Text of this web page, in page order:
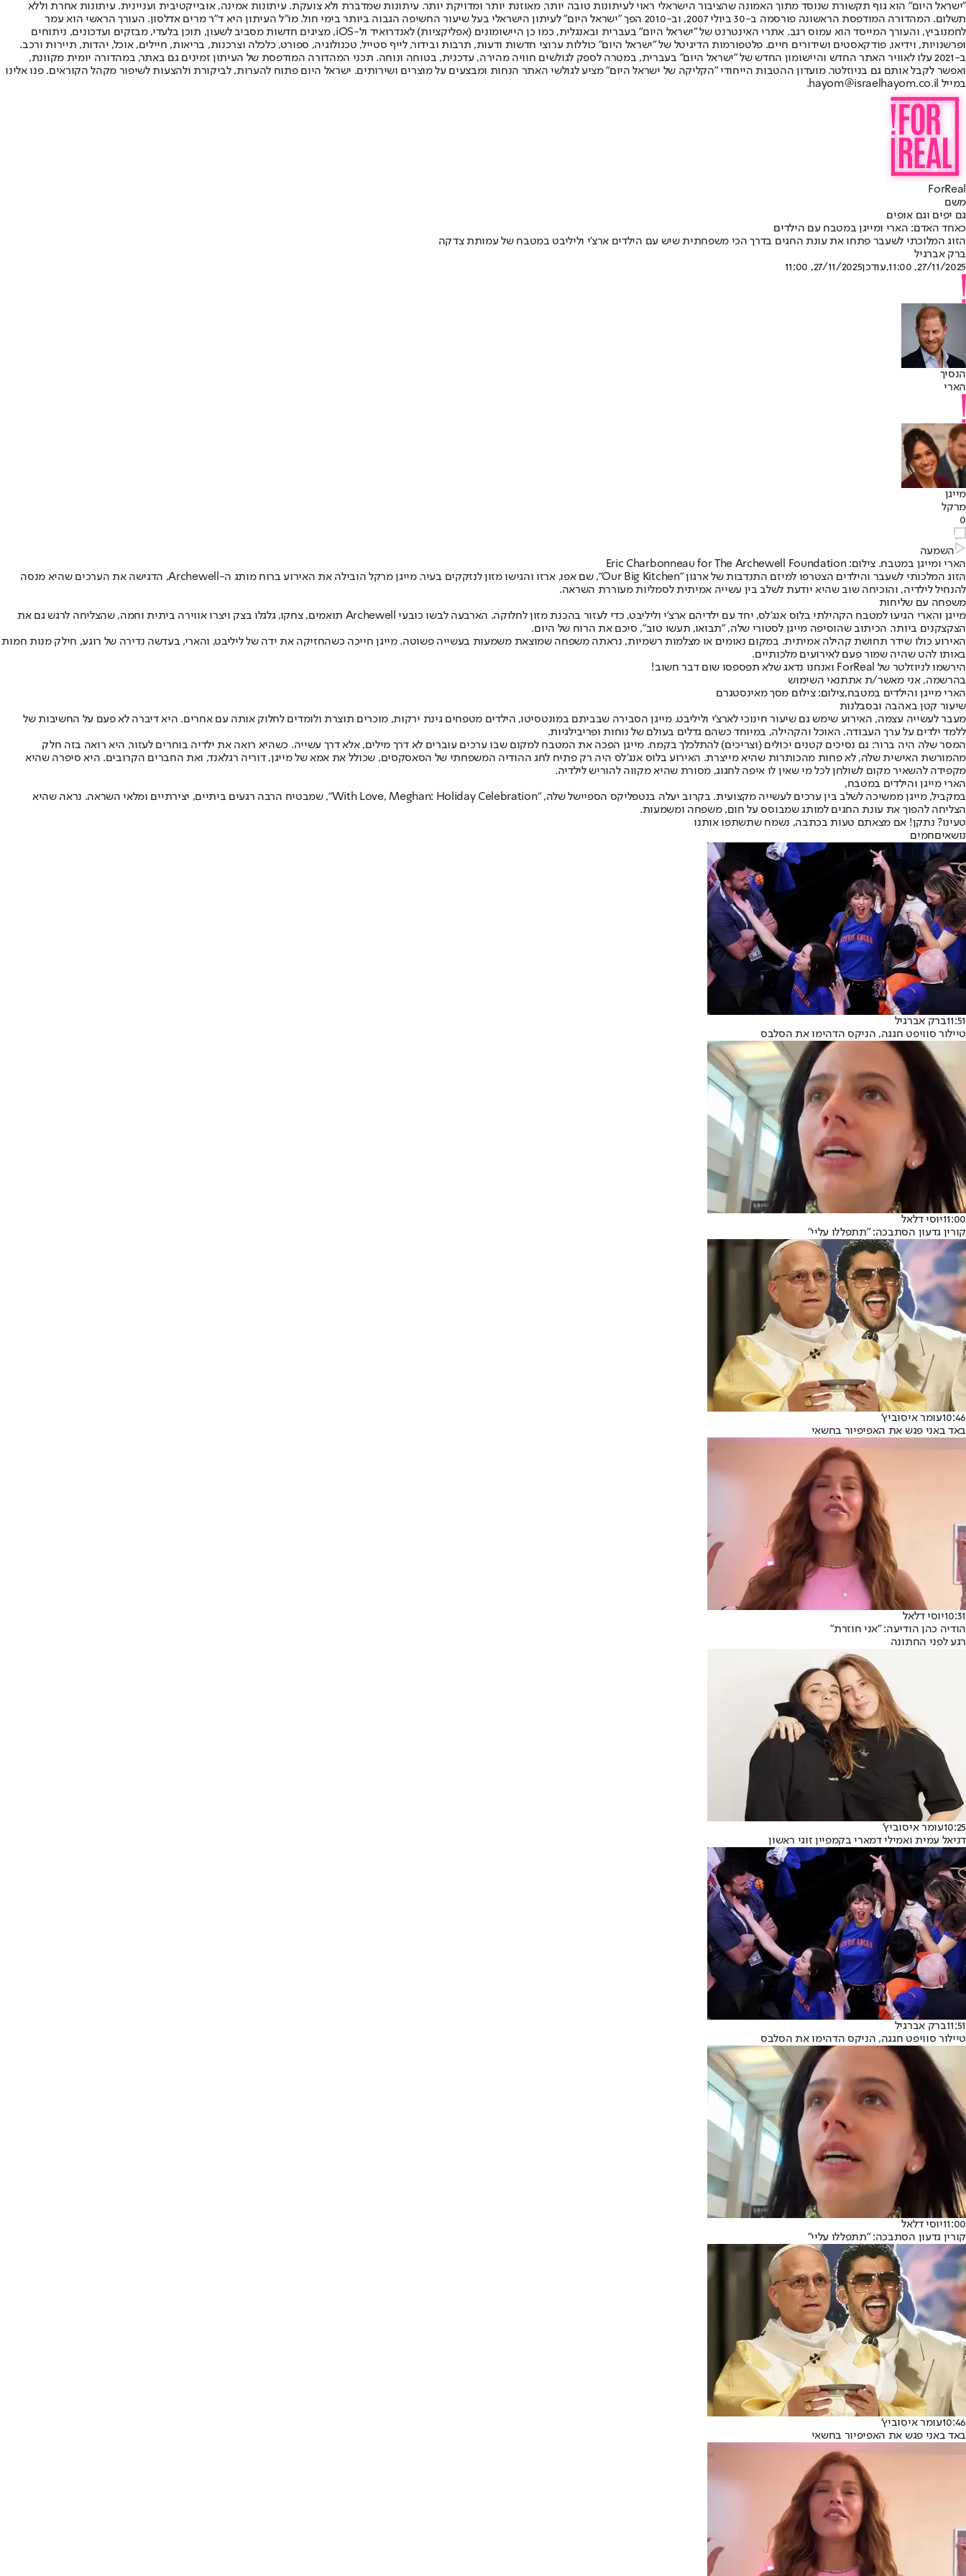
"ישראל היום" הוא גוף תקשורת שנוסד מתוך האמונה שהציבור הישראלי ראוי לעיתונות טובה יותר, מאוזנת יותר ומדויקת יותר. עיתונות שמדברת ולא צועקת. עיתונות אמינה, אובייקטיבית ועניינית. עיתונות אחרת וללא
תשלום. המהדורה המודפסת הראשונה פורסמה ב-30 ביולי 2007, וב-2010 הפך "ישראל היום" לעיתון הישראלי בעל שיעור החשיפה הגבוה ביותר בימי חול. מו"ל העיתון היא ד"ר מרים אדלסון. העורך הראשי הוא עמר
לחמנוביץ, והעורך המייסד הוא עמוס רגב. אתרי האינטרנט של "ישראל היום" בעברית ובאנגלית, כמו כן היישומונים (אפליקציות) לאנדרואיד ול-iOS, מציגים חדשות מסביב לשעון, תוכן בלעדי, מבזקים ועדכונים, ניתוחים
ופרשנויות, וידיאו, פודקאסטים ושידורים חיים. פלטפורמות הדיגיטל של "ישראל היום" כוללות ערוצי חדשות ודעות, תרבות ובידור, לייף סטייל, טכנולוגיה, ספורט, כלכלה וצרכנות, בריאות, חיילים, אוכל, יהדות, תיירות ורכב.
ב-2021 עלו לאוויר האתר החדש והיישומון החדש של "ישראל היום" בעברית, במטרה לספק לגולשים חוויה מהירה, עדכנית, בטוחה ונוחה. תכני המהדורה המודפסת של העיתון זמינים גם באתר, במהדורה יומית מקוונת,
ואפשר לקבל אותם גם בניוזלטר. מועדון ההטבות הייחודי "הקליקה של ישראל היום" מציע לגולשי האתר הנחות ומבצעים על מוצרים ושירותים. ישראל היום פתוח להערות, לביקורת ולהצעות לשיפור מקהל הקוראים. פנו אלינו
במייל hayom@israelhayom.co.il.
ForReal
משם
גם יפים וגם אופים
כאחד האדם: הארי ומייגן במטבח עם הילדים
הזוג המלוכתי לשעבר פתחו את עונת החגים בדרך הכי משפחתית שיש עם הילדים ארצ'י וליליבט במטבח של עמותת צדקה
ברק אברגיל
27/11/2025, 11:00
,עודכן27/11/2025, 11:00
הנסיך
הארי
מייגן
מרקל
0
השמעה
הארי ומייגן במטבח. צילום: Eric Charbonneau for The Archewell Foundation
הזוג המלכותי לשעבר והילדים הצטרפו למיזם התנדבות של ארגון "Our Big Kitchen", שם אפו, ארזו והגישו מזון לנזקקים בעיר. מייגן מרקל הובילה את האירוע ברוח מותג ה-Archewell, הדגישה את הערכים שהיא מנסה
להנחיל לילדיה, והוכיחה שוב שהיא יודעת לשלב בין עשייה אמיתית לסמליות מעוררת השראה.
משפחה עם שליחות
מייגן והארי הגיעו למטבח הקהילתי בלוס אנג'לס, יחד עם ילדיהם ארצ'י וליליבט, כדי לעזור בהכנת מזון לחלוקה. הארבעה לבשו כובעי Archewell תואמים, צחקו, גלגלו בצק ויצרו אווירה ביתית וחמה, שהצליחה לרגש גם את
הצקצקנים ביותר. הכיתוב שהוסיפה מייגן לסטורי שלה, "תבואו, תעשו טוב", סיכם את הרוח של היום.
האירוע כולו שידר תחושת קהילה אמיתית. במקום נאומים או מצלמות רשמיות, נראתה משפחה שמוצאת משמעות בעשייה פשוטה. מייגן חייכה כשהחזיקה את ידה של ליליבט, והארי, בעדשה נדירה של רוגע, חילק מנות חמות
באותו להט שהיה שמור פעם לאירועים מלכותיים.
הירשמו לניוזלטר של ForReal ואנחנו נדאג שלא תפספסו שום דבר חשוב!
בהרשמה, אני מאשר/ת אתתנאי השימוש
הארי מייגן והילדים במטבח,צילום: צילום מסך מאינסטגרם
שיעור קטן באהבה ובסבלנות
מעבר לעשייה עצמה, האירוע שימש גם שיעור חינוכי לארצ'י וליליבט. מייגן הסבירה שבביתם במונטסיטו, הילדים מטפחים גינת ירקות, מוכרים תוצרת ולומדים לחלוק אותה עם אחרים. היא דיברה לא פעם על החשיבות של
ללמד ילדים על ערך העבודה, האוכל והקהילה, במיוחד כשהם גדלים בעולם של נוחות ופריבילגיות.
המסר שלה היה ברור: גם נסיכים קטנים יכולים (וצריכים) להתלכלך בקמח. מייגן הפכה את המטבח למקום שבו ערכים עוברים לא דרך מילים, אלא דרך עשייה. כשהיא רואה את ילדיה בוחרים לעזור, היא רואה בזה חלק
מהמורשת האישית שלה, לא פחות מהכותרות שהיא מייצרת. האירוע בלוס אנג'לס היה רק פתיח לחג ההודיה המשפחתי של הסאסקסים, שכולל את אמא של מייגן, דוריה רגלאנד, ואת החברים הקרובים. היא סיפרה שהיא
מקפידה להשאיר מקום לשולחן לכל מי שאין לו איפה לחגוג, מסורת שהיא מקווה להוריש לילדיה.
הארי מייגן והילדים במטבח,
במקביל, מייגן ממשיכה לשלב בין ערכים לעשייה מקצועית. בקרוב יעלה בנטפליקס הספיישל שלה, "With Love, Meghan: Holiday Celebration", שמבטיח הרבה רגעים ביתיים, יצירתיים ומלאי השראה. נראה שהיא
הצליחה להפוך את עונת החגים למותג שמבוסס על חום, משפחה ומשמעות.
טעינו? נתקן! אם מצאתם טעות בכתבה, נשמח שתשתפו אותנו
נושאיםחמים
11:51ברק אברגיל
טיילור סוויפט חגגה, הניקס הדהימו את הסלבס
11:00יוסי דלאל
קורין גדעון הסתבכה: "תתפללו עליי"
10:46עומר איסוביץ'
באד באני פגש את האפיפיור בחשאי
10:31יוסי דלאל
הודיה כהן הודיעה: "אני חוזרת"
רגע לפני החתונה
10:25עומר איסוביץ'
דניאל עמית ואמילי דמארי בקמפיין זוגי ראשון
11:51ברק אברגיל
טיילור סוויפט חגגה, הניקס הדהימו את הסלבס
11:00יוסי דלאל
קורין גדעון הסתבכה: "תתפללו עליי"
10:46עומר איסוביץ'
באד באני פגש את האפיפיור בחשאי